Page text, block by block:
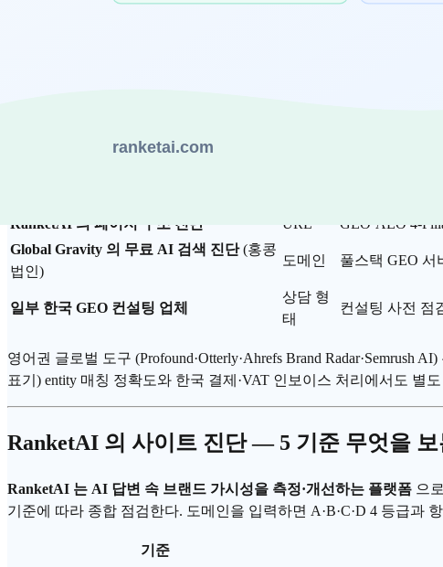
도구
RanketAI 의 페이지 구조 진단 URL GEO·AEO 4-
Global Gravity 의 무료 AI 검색 진단(홍콩
법인)
도메인 풀스택 GEO 서
일부 한국 GEO 컨설팅 업체
상담 형
태
컨설팅 사전 점
영어권 글로벌 도구 (Profound·Otterly·Ahrefs Brand
표기) entity 매칭 정확도와 한국 결제·VAT 인보이스 처리에서도 별
RanketAI 의 사이트 진단 — 5 기준 무엇을 보
RanketAI 는 AI 답변 속 브랜드 가시성을 측정·개선하는 플랫폼 으
기준에 따라 종합 점검한다. 도메인을 입력하면 A·B·C·D 4 등급과
기준